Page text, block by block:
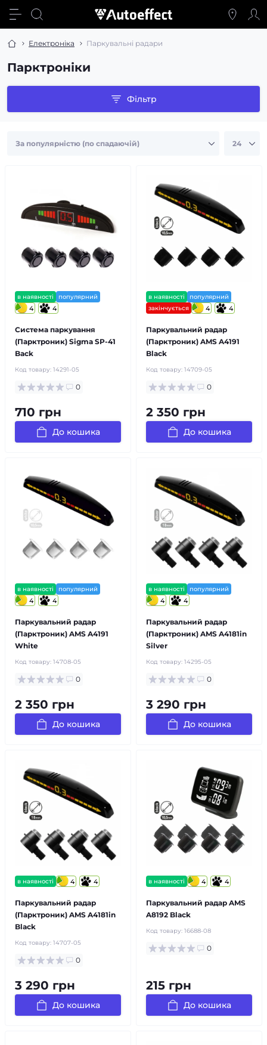
Електроніка Паркувальні радари
Парктроніки
Фільтр
в наявності популярний
4 4
Система паркування
(Парктроник) Sigma SP-41
Back
Код товару: 14291-05
0
710 грн
До кошика
в наявності
популярний
закінчується
4 4
Паркувальний радар
(Парктроник) AMS A4191
Black
Код товару: 14709-05
0
2 350 грн
До кошика
в наявності популярний
4 4
Паркувальний радар
(Парктроник) AMS A4191
White
Код товару: 14708-05
0
2 350 грн
До кошика
в наявності популярний
4 4
Паркувальний радар
(Парктроник) AMS A4181in
Silver
Код товару: 14295-05
0
3 290 грн
До кошика
в наявності 4 4
Паркувальний радар
(Парктроник) AMS A4181in
Black
Код товару: 14707-05
0
3 290 грн
До кошика
в наявності 4 4
Паркувальний радар AMS
A8192 Black
Код товару: 16688-08
0
215 грн
До кошика